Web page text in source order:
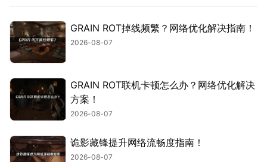
GRAIN ROT掉线频繁？网络优化解决指南！
2026-08-07
GRAIN ROT联机卡顿怎么办？网络优化解决
方案！
2026-08-07
诡影藏锋提升网络流畅度指南！
2026-08-07